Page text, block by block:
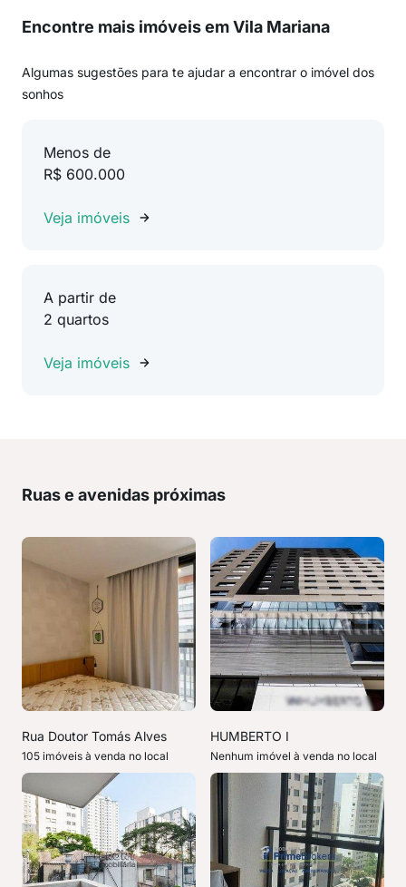
Encontre mais imóveis em Vila Mariana
Algumas sugestões para te ajudar a encontrar o imóvel dos
sonhos
Menos de
R$ 600.000
Veja imóveis
A partir de
2 quartos
Veja imóveis
Ruas e avenidas próximas
Rua Doutor Tomás Alves
105 imóveis à venda no local
HUMBERTO I
Nenhum imóvel à venda no local